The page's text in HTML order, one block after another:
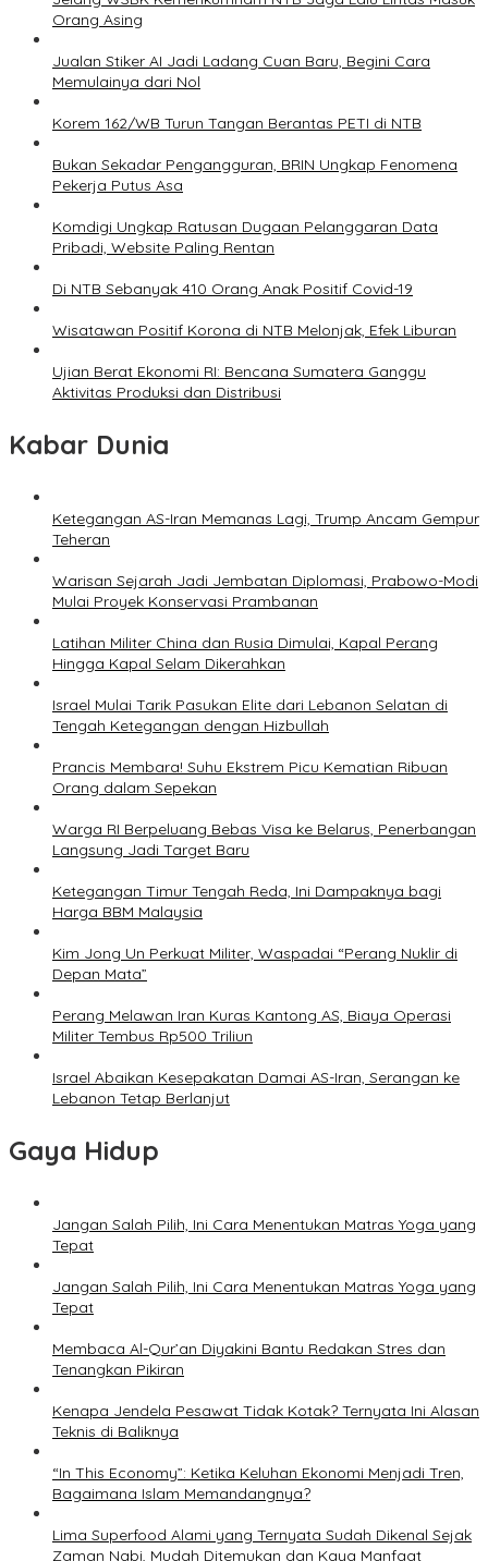
Orang Asing
Jualan Stiker AI Jadi Ladang Cuan Baru, Begini Cara
Memulainya dari Nol
Korem 162/WB Turun Tangan Berantas PETI di NTB
Bukan Sekadar Pengangguran, BRIN Ungkap Fenomena
Pekerja Putus Asa
Komdigi Ungkap Ratusan Dugaan Pelanggaran Data
Pribadi, Website Paling Rentan
Di NTB Sebanyak 410 Orang Anak Positif Covid-19
Wisatawan Positif Korona di NTB Melonjak, Efek Liburan
Ujian Berat Ekonomi RI: Bencana Sumatera Ganggu
Aktivitas Produksi dan Distribusi
Kabar Dunia
Ketegangan AS-Iran Memanas Lagi, Trump Ancam Gempur
Teheran
Warisan Sejarah Jadi Jembatan Diplomasi, Prabowo-Modi
Mulai Proyek Konservasi Prambanan
Latihan Militer China dan Rusia Dimulai, Kapal Perang
Hingga Kapal Selam Dikerahkan
Israel Mulai Tarik Pasukan Elite dari Lebanon Selatan di
Tengah Ketegangan dengan Hizbullah
Prancis Membara! Suhu Ekstrem Picu Kematian Ribuan
Orang dalam Sepekan
Warga RI Berpeluang Bebas Visa ke Belarus, Penerbangan
Langsung Jadi Target Baru
Ketegangan Timur Tengah Reda, Ini Dampaknya bagi
Harga BBM Malaysia
Kim Jong Un Perkuat Militer, Waspadai “Perang Nuklir di
Depan Mata”
Perang Melawan Iran Kuras Kantong AS, Biaya Operasi
Militer Tembus Rp500 Triliun
Israel Abaikan Kesepakatan Damai AS-Iran, Serangan ke
Lebanon Tetap Berlanjut
Gaya Hidup
Jangan Salah Pilih, Ini Cara Menentukan Matras Yoga yang
Tepat
Jangan Salah Pilih, Ini Cara Menentukan Matras Yoga yang
Tepat
Membaca Al-Qur’an Diyakini Bantu Redakan Stres dan
Tenangkan Pikiran
Kenapa Jendela Pesawat Tidak Kotak? Ternyata Ini Alasan
Teknis di Baliknya
“In This Economy”: Ketika Keluhan Ekonomi Menjadi Tren,
Bagaimana Islam Memandangnya?
Lima Superfood Alami yang Ternyata Sudah Dikenal Sejak
Zaman Nabi, Mudah Ditemukan dan Kaya Manfaat